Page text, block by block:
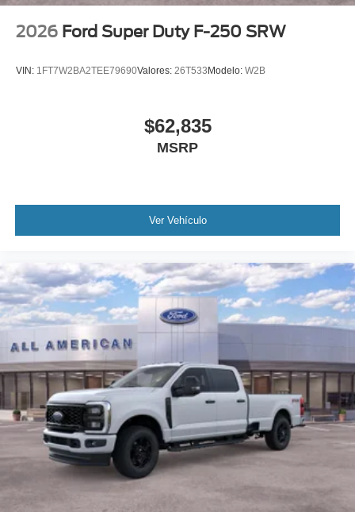
2026 Ford Super Duty F-250 SRW
VIN: 1FT7W2BA2TEE79690Valores: 26T533 Modelo: W2B
$62,835
MSRP
Ver Vehículo